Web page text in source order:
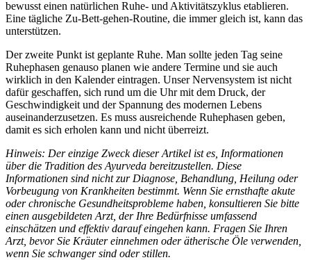
bewusst einen natürlichen Ruhe- und Aktivitätszyklus etablieren.
Eine tägliche Zu-Bett-gehen-Routine, die immer gleich ist, kann das
unterstützen.
Der zweite Punkt ist geplante Ruhe. Man sollte jeden Tag seine
Ruhephasen genauso planen wie andere Termine und sie auch
wirklich in den Kalender eintragen. Unser Nervensystem ist nicht
dafür geschaffen, sich rund um die Uhr mit dem Druck, der
Geschwindigkeit und der Spannung des modernen Lebens
auseinanderzusetzen. Es muss ausreichende Ruhephasen geben,
damit es sich erholen kann und nicht überreizt.
Hinweis: Der einzige Zweck dieser Artikel ist es, Informationen
über die Tradition des Ayurveda bereitzustellen. Diese
Informationen sind nicht zur Diagnose, Behandlung, Heilung oder
Vorbeugung von Krankheiten bestimmt. Wenn Sie ernsthafte akute
oder chronische Gesundheitsprobleme haben, konsultieren Sie bitte
einen ausgebildeten Arzt, der Ihre Bedürfnisse umfassend
einschätzen und effektiv darauf eingehen kann. Fragen Sie Ihren
Arzt, bevor Sie Kräuter einnehmen oder ätherische Öle verwenden,
wenn Sie schwanger sind oder stillen.